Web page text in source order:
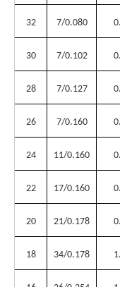
32 7/0.080
30 7/0.102
28 7/0.127
26 7/0.160
24 11/0.160
22 17/0.160
20 21/0.178
18 34/0.178